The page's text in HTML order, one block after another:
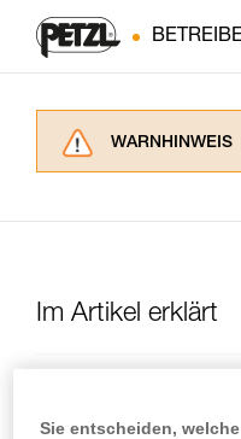
WARNHINWEIS
der
einem Profi, ob
Im Artikel erklärt
Sie entscheiden,